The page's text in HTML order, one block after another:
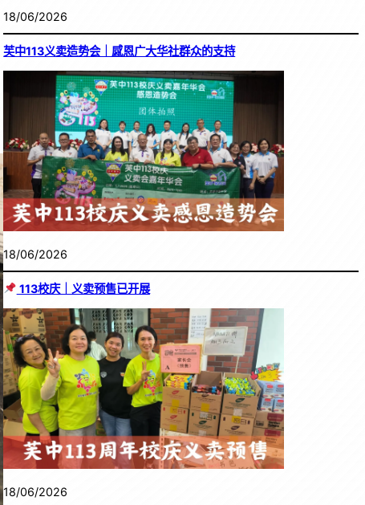
18/06/2026
芙中113义卖造势会｜感恩广大华社群众的支持
18/06/2026
113校庆｜义卖预售已开展
18/06/2026